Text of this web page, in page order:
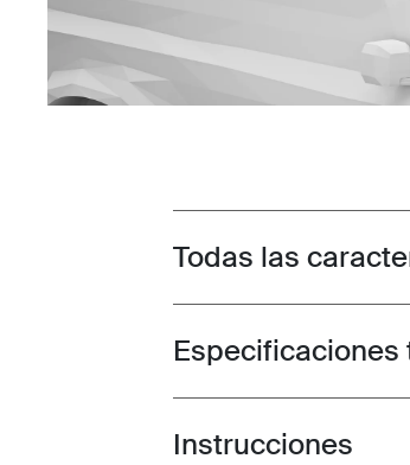
Toggle
Todas las
Toggle
Especificaciones
Toggle guides and
Instrucciones